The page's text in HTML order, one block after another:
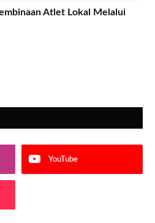
Atlet Lokal Melalui
YouTube